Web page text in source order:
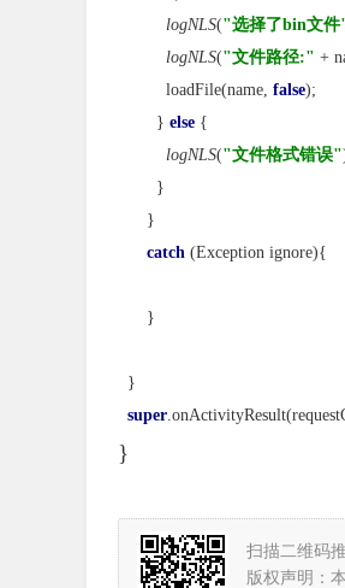
logNLS("选择了bin文
logNLS("文件路径:" +
          loadFile(name,
false);
        }
else {
logNLS("文件格式错误"
        }
      }
catch (Exception ignore){
      }
  }
super
}
扫描二维码
版权声明：